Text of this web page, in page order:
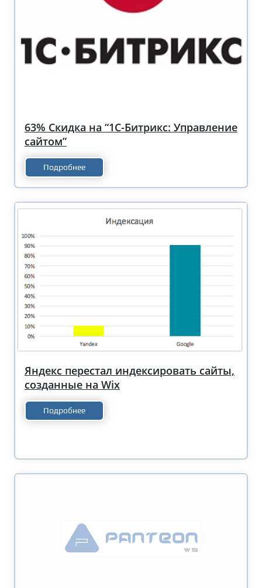
63% Скидка на “1С-Битрикс: Управление
сайтом”
Подробнее
Яндекс перестал индексировать сайты,
созданные на Wix
Подробнее